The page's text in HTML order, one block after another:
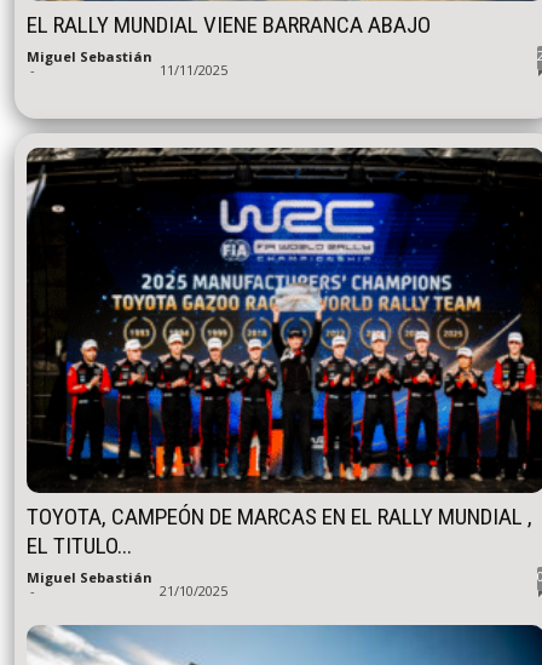
EL RALLY MUNDIAL VIENE BARRANCA ABAJO
Miguel Sebastián
- 11/11/2025
TOYOTA, CAMPEÓN DE MARCAS EN EL RALLY MUNDIAL ,
EL TITULO...
Miguel Sebastián
- 21/10/2025